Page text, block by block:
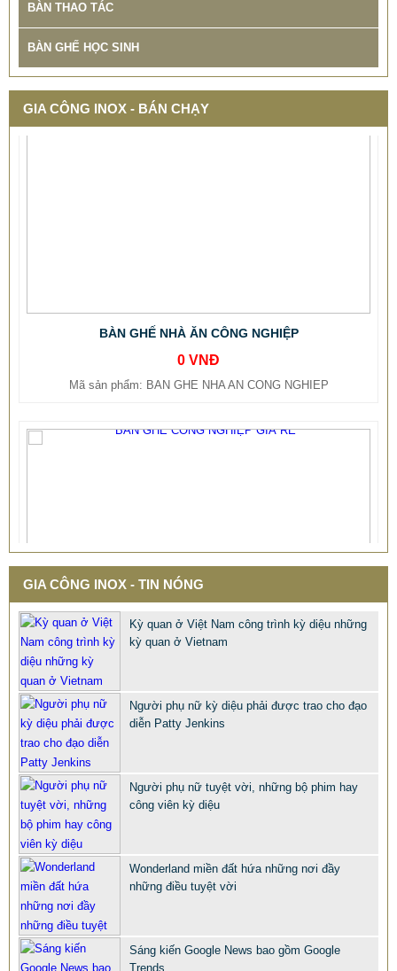
BÀN THAO TÁC
BÀN GHẾ HỌC SINH
GIA CÔNG INOX - BÁN CHẠY
Mã sản phẩm: BAN GHE CONG NGHIEP GIA RE
GIA CÔNG INOX - TIN NÓNG
Kỳ quan ở Việt Nam công trình kỳ diệu những
kỳ quan ở Vietnam
Người phụ nữ kỳ diệu phải được trao cho đạo
diễn Patty Jenkins
Người phụ nữ tuyệt vời, những bộ phim hay
công viên kỳ diệu
Wonderland miền đất hứa những nơi đầy
những điều tuyệt vời
Sáng kiến Google News bao gồm Google
Trends